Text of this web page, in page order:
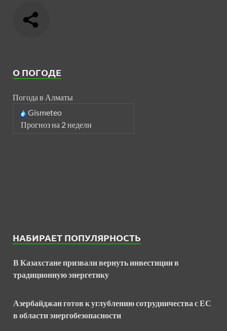
О ПОГОДЕ
Погода в Алматы
Gismeteo
Прогноз на 2 недели
НАБИРАЕТ ПОПУЛЯРНОСТЬ
В Казахстане призвали вернуть инвестиции в
традиционную энергетику
Азербайджан готов к углублению сотрудничества с ЕС
в области энергобезопасности